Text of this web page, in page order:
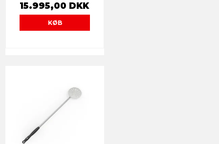
15.995,00 DKK
KØB